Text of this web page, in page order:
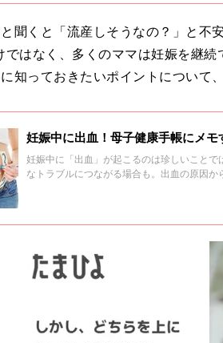
と聞くと「流産しそうなの？」と不
ではなく、多くのママは妊娠を継
知っておきたいポイントについて
妊娠中に出血！母子健康手帳にメ
妊娠中に「出血」が起こるのは珍しいこと
なトラブルにつながる場合も。出血の原因